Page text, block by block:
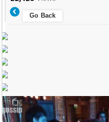
Go Back